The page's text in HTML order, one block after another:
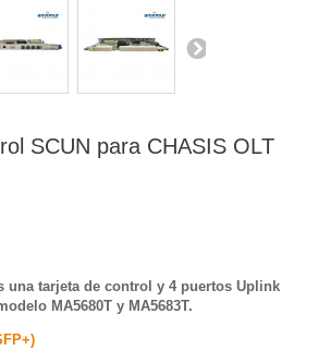
SCUN para CHASIS OLT
una tarjeta de control y 4 puertos Uplink
MA5680T y MA5683T.